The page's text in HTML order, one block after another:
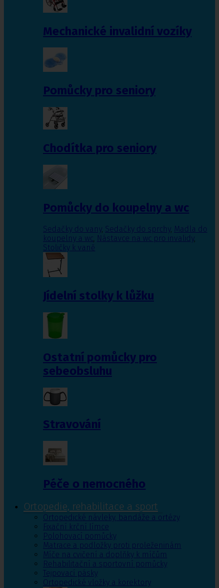
Mechanické invalidní vozíky
Pomůcky pro seniory
Chodítka pro seniory
Pomůcky do koupelny a wc
Sedačky do vany, Sedačky do sprchy, Madla do
koupelny a wc, Nástavce na wc pro invalidy,
Stoličky k vaně
Jídelní stolky k lůžku
Ostatní pomůcky pro
sebeobsluhu
Stravování
Péče o nemocného
Ortopedie, rehabilitace a sport
Ortopedické návleky, bandáže a ortézy
Fixační krční límce
Polohovací pomůcky
Matrace a podložky proti proleženinám
Míče na cvičení a doplňky k míčům
Rehabilitační a sportovní pomůcky
Tejpovací pásky
Ortopedické vložky a korektory